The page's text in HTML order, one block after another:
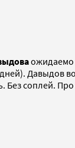
ожидаемо
Давыдов
соплей.